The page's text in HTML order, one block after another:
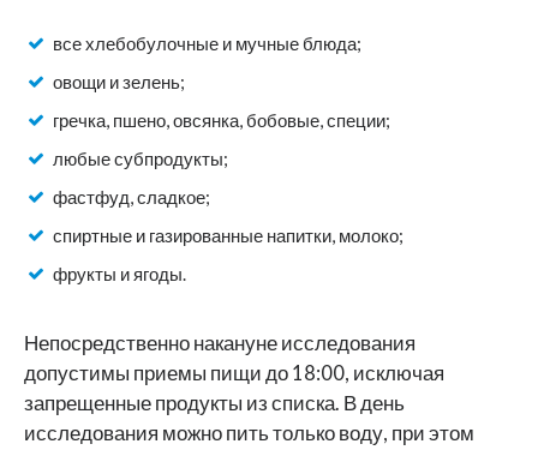
все хлебобулочные и мучные блюда;
овощи и зелень;
гречка, пшено, овсянка, бобовые, специи;
любые субпродукты;
фастфуд, сладкое;
спиртные и газированные напитки, молоко;
фрукты и ягоды.
Непосредственно накануне исследования
допустимы приемы пищи до 18:00, исключая
запрещенные продукты из списка. В день
исследования можно пить только воду, при этом